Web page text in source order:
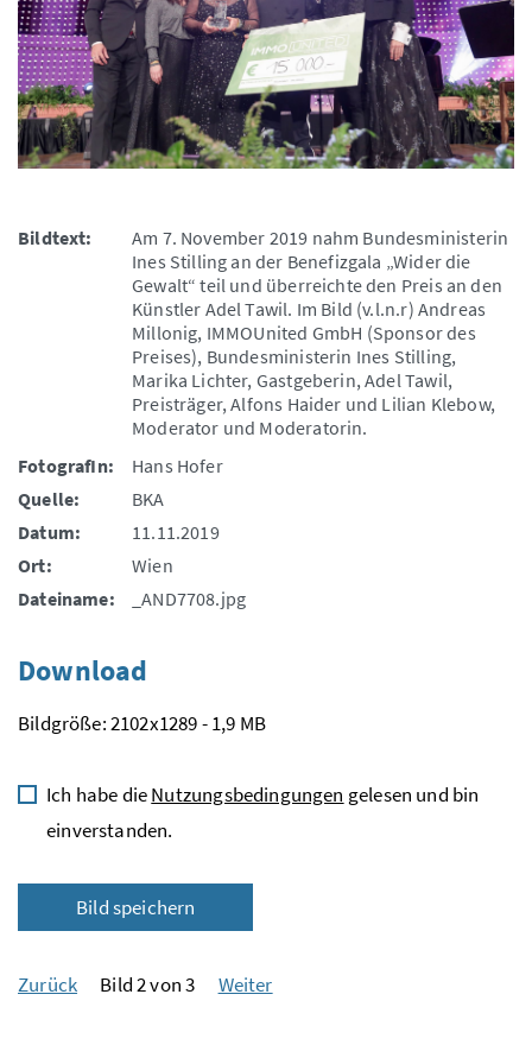
Bildtext:
Am 7. November 2019 nahm Bundesministerin
Ines Stilling an der Benefizgala „Wider die
Gewalt“ teil und überreichte den Preis an den
Künstler Adel Tawil. Im Bild (v.l.n.r) Andreas
Millonig, IMMOUnited GmbH (Sponsor des
Preises), Bundesministerin Ines Stilling,
Marika Lichter, Gastgeberin, Adel Tawil,
Preisträger, Alfons Haider und Lilian Klebow,
Moderator und Moderatorin.
FotografIn:
Hans Hofer
Quelle:
BKA
Datum:
11.11.2019
Ort:
Wien
Dateiname:
_AND7708.jpg
Download
Bildgröße: 2102x1289 - 1,9 MB
Ich habe dieNutzungsbedingungen gelesen und bin
einverstanden.
Bild speichern
Zurück Bild 2 von 3 Weiter